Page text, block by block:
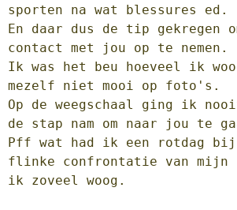
sporten na wat blessures ed.
En daar dus de tip gekregen
contact met jou op te nemen.
Ik was het beu hoeveel ik
mezelf niet mooi op foto's.
Op de weegschaal ging ik
de stap nam om naar jou te
Pff wat had ik een rotdag
flinke confrontatie van mijn
ik zoveel woog.